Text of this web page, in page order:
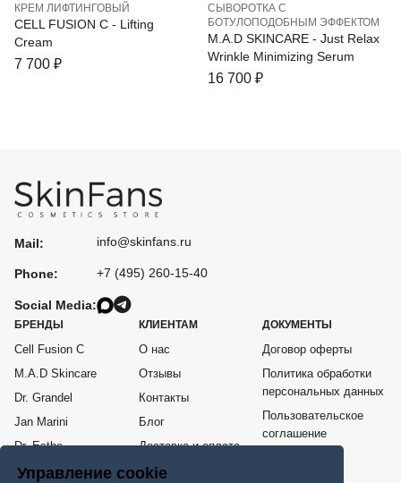
Управление cookie
КРЕМ ЛИФТИНГОВЫЙ
CELL FUSION C - Lifting
Cream
7 700 ₽
СЫВОРОТКА С
БОТУЛОПОДОБНЫМ ЭФФЕКТОМ
M.A.D SKINCARE - Just Relax
Wrinkle Minimizing Serum
16 700 ₽
Mail:
Phone:
Social Media:
info@skinfans.ru
+7 (495) 260-15-40
БРЕНДЫ
Cell Fusion C
M.A.D Skincare
Dr. Grandel
Jan Marini
Dr. Esthe
Me Line
КЛИЕНТАМ
О нас
Отзывы
Контакты
Блог
Доставка и оплата
Возврат товара
ДОКУМЕНТЫ
Договор оферты
Политика обработки
персональных данных
Пользовательское
соглашение